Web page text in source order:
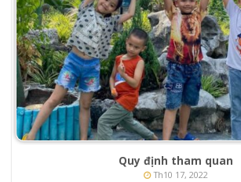
Quy định tham quan
Th10 17, 2022